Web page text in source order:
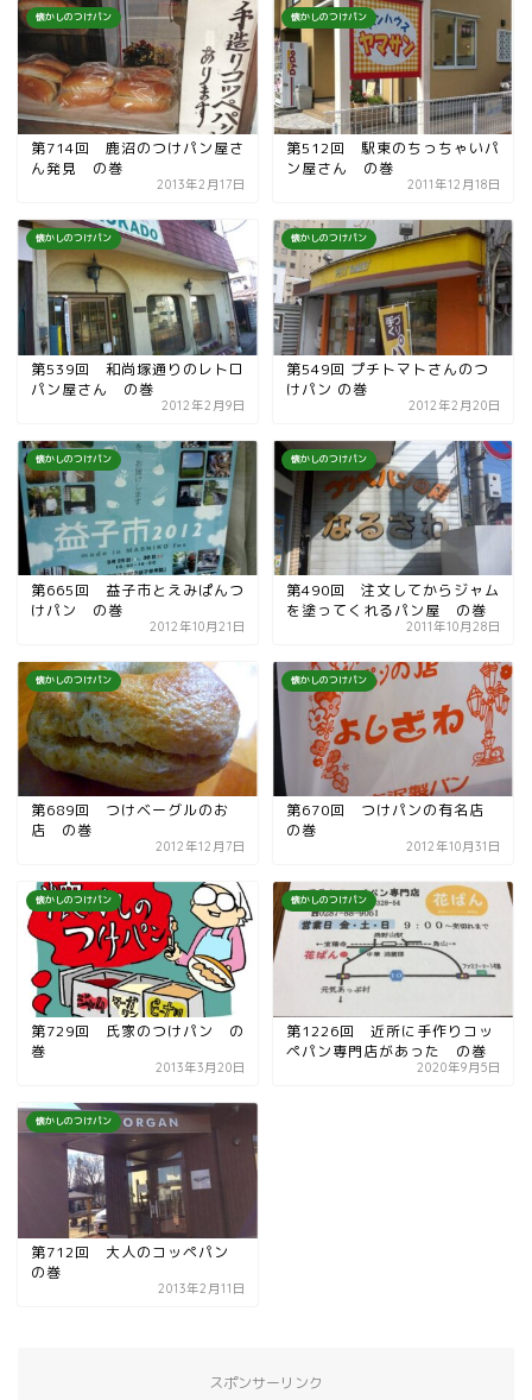
懐かしのつけパン
第714回 鹿沼のつけパン屋さ
ん発見 の巻
2013年2月17日
懐かしのつけパン
第512回 駅東のちっちゃいパ
ン屋さん の巻
2011年12月18日
懐かしのつけパン
第539回 和尚塚通りのレトロ
パン屋さん の巻
2012年2月9日
懐かしのつけパン
第549回 プチトマトさんのつ
けパン の巻
2012年2月20日
懐かしのつけパン
第665回 益子市とえみぱんつ
けパン の巻
2012年10月21日
懐かしのつけパン
第490回 注文してからジャム
を塗ってくれるパン屋 の巻
2011年10月28日
懐かしのつけパン
第689回 つけベーグルのお
店 の巻
2012年12月7日
懐かしのつけパン
第670回 つけパンの有名店
の巻
2012年10月31日
懐かしのつけパン
第729回 氏家のつけパン の
巻
2013年3月20日
懐かしのつけパン
第1226回 近所に手作りコッ
ペパン専門店があった の巻
2020年9月5日
懐かしのつけパン
第712回 大人のコッペパン
の巻
2013年2月11日
スポンサーリンク